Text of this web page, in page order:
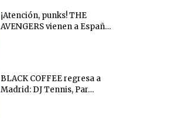
¡Atención, punks! THE
AVENGERS vienen a Españ…
BLACK COFFEE regresa a
Madrid: DJ Tennis, Par…